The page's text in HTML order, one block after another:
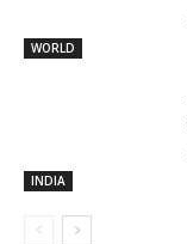
WORLD
INDIA